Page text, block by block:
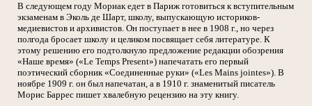
В следующем году Мориак едет в Париж готовиться к вступительным
экзаменам в Эколь де Шарт, школу, выпускающую историков-
медиевистов и архивистов. Он поступает в нее в 1908 г., но через
полгода бросает школу и целиком посвящает себя литературе. К
этому решению его подтолкнуло предложение редакции обозрения
«Наше время» («Le Temps Present») напечатать его первый
поэтический сборник «Соединенные руки» («Les Mains jointes»). В
ноябре 1909 г. он был напечатан, а в 1910 г. знаменитый писатель
Морис Баррес пишет хвалебную рецензию на эту книгу.